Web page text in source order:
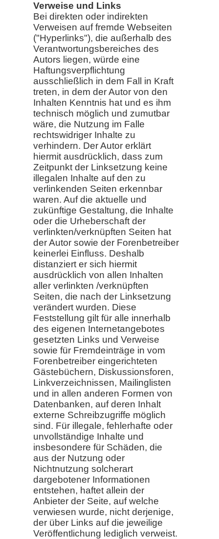
Verweise und Links
Bei direkten oder indirekten
Verweisen auf fremde Webseiten
("Hyperlinks"), die außerhalb des
Verantwortungsbereiches des
Autors liegen, würde eine
Haftungsverpflichtung
ausschließlich in dem Fall in Kraft
treten, in dem der Autor von den
Inhalten Kenntnis hat und es ihm
technisch möglich und zumutbar
wäre, die Nutzung im Falle
rechtswidriger Inhalte zu
verhindern. Der Autor erklärt
hiermit ausdrücklich, dass zum
Zeitpunkt der Linksetzung keine
illegalen Inhalte auf den zu
verlinkenden Seiten erkennbar
waren. Auf die aktuelle und
zukünftige Gestaltung, die Inhalte
oder die Urheberschaft der
verlinkten/verknüpften Seiten hat
der Autor sowie der Forenbetreiber
keinerlei Einfluss. Deshalb
distanziert er sich hiermit
ausdrücklich von allen Inhalten
aller verlinkten /verknüpften
Seiten, die nach der Linksetzung
verändert wurden. Diese
Feststellung gilt für alle innerhalb
des eigenen Internetangebotes
gesetzten Links und Verweise
sowie für Fremdeinträge in vom
Forenbetreiber eingerichteten
Gästebüchern, Diskussionsforen,
Linkverzeichnissen, Mailinglisten
und in allen anderen Formen von
Datenbanken, auf deren Inhalt
externe Schreibzugriffe möglich
sind. Für illegale, fehlerhafte oder
unvollständige Inhalte und
insbesondere für Schäden, die
aus der Nutzung oder
Nichtnutzung solcherart
dargebotener Informationen
entstehen, haftet allein der
Anbieter der Seite, auf welche
verwiesen wurde, nicht derjenige,
der über Links auf die jeweilige
Veröffentlichung lediglich verweist.